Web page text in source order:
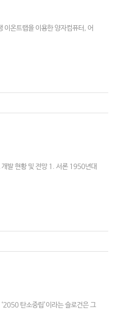
이온트랩을 이용한 양자컴퓨터, 어
발 현황 및 전망 1. 서론 1950년대
탄소중립’이라는 슬로건은 그